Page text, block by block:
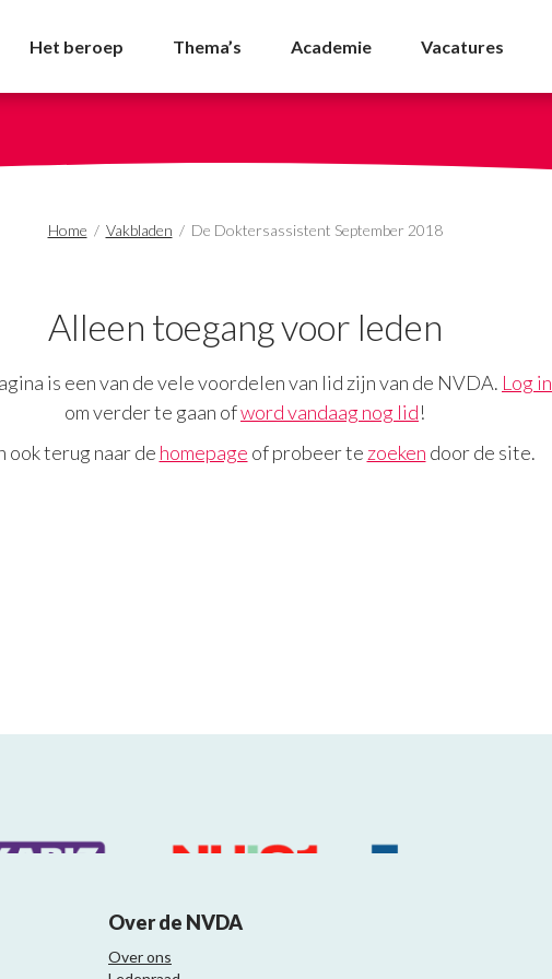
2018 - NVDA
Het beroep Thema’s Academie Vacatures
Home / Vakbladen / De Doktersassistent September 2018
Alleen toegang voor leden
is een van de vele voordelen van lid zijn van de NVDA. Log in
om verder te gaan ofword vandaag nog lid!
ook terug naar de homepage of probeer te zoeken door de site.
Over de NVDA
Over ons